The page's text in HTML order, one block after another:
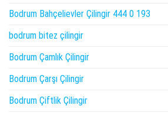
Bodrum Bahçelievler Çilingir 444 0 193
bodrum bitez çilingir
Bodrum Çamlık Çilingir
Bodrum Çarşı Çilingir
Bodrum Çiftlik Çilingir